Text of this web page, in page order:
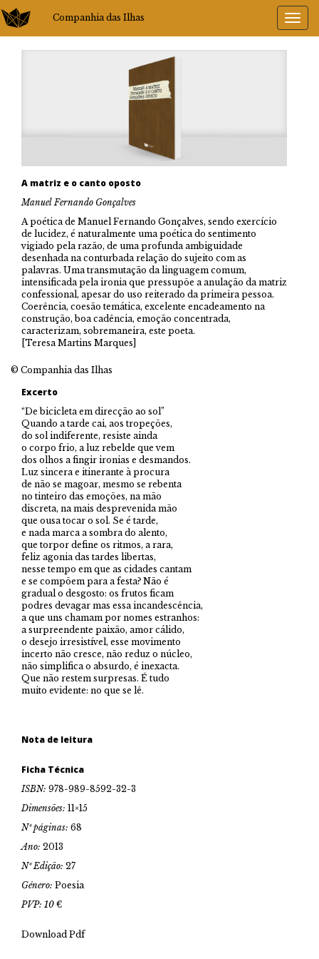
Companhia das Ilhas
A matriz e o canto oposto
Manuel Fernando Gonçalves
A poética de Manuel Fernando Gonçalves, sendo exercício
de lucidez, é naturalmente uma poética do sentimento
vigiado pela razão, de uma profunda ambiguidade
desenhada na conturbada relação do sujeito com as
palavras. Uma transmutação da linguagem comum,
intensificada pela ironia que pressupõe a anulação da matriz
confessional, apesar do uso reiterado da primeira pessoa.
Coerência, coesão temática, excelente encadeamento na
construção, boa cadência, emoção concentrada,
caracterizam, sobremaneira, este poeta.
[Teresa Martins Marques]
Excerto
“De bicicleta em direcção ao sol”
Quando a tarde cai, aos tropeções,
do sol indiferente, resiste ainda
o corpo frio, a luz rebelde que vem
dos olhos a fingir ironias e desmandos.
Luz sincera e itinerante à procura
de não se magoar, mesmo se rebenta
no tinteiro das emoções, na mão
discreta, na mais desprevenida mão
que ousa tocar o sol. Se é tarde,
e nada marca a sombra do alento,
que torpor define os ritmos, a rara,
feliz agonia das tardes libertas,
nesse tempo em que as cidades cantam
e se compõem para a festa? Não é
gradual o desgosto: os frutos ficam
podres devagar mas essa incandescência,
a que uns chamam por nomes estranhos:
a surpreendente paixão, amor cálido,
o desejo irresistível, esse movimento
incerto não cresce, não reduz o núcleo,
não simplifica o absurdo, é inexacta.
Que não restem surpresas. É tudo
muito evidente: no que se lê.
Nota de leitura
Ficha Técnica
ISBN: 978-989-8592-32-3
Dimensões: 11×15
Nº páginas: 68
Ano: 2013
Nº Edição: 27
Género: Poesia
PVP: 10 €
Download Pdf
© Companhia das Ilhas